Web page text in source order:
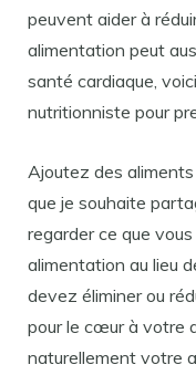
peuvent aider à
alimentation peut
santé cardiaque,
nutritionniste pour
Ajoutez des
que je souhaite
regarder ce que
alimentation au lieu
devez éliminer ou
pour le cœur à votre
naturellement votre